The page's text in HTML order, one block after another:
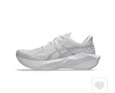
でも路面をしっかり掴み、